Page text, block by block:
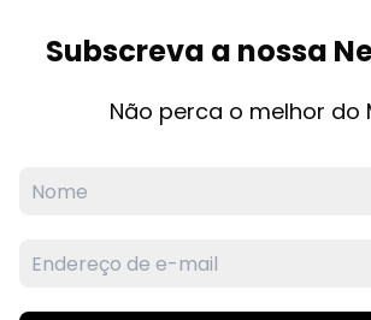
Subscreva a nossa
Não perca o melhor do